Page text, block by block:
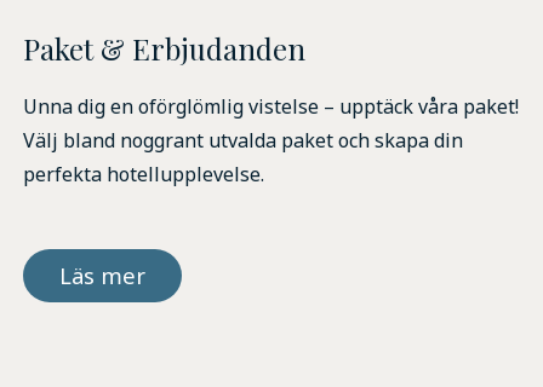
Paket & Erbjudanden
Unna dig en oförglömlig vistelse – upptäck våra paket!
Välj bland noggrant utvalda paket och skapa din
perfekta hotellupplevelse.
Läs mer